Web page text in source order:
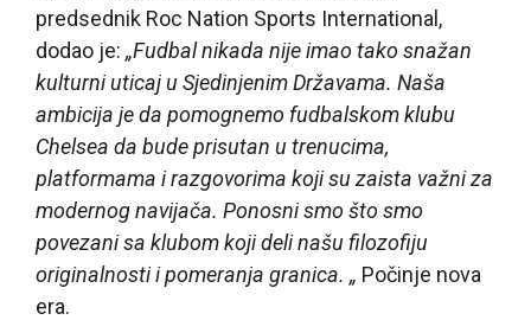
predsednik Roc Nation Sports International,
dodao je: „Fudbal nikada nije imao tako snažan
kulturni uticaj u Sjedinjenim Državama. Naša
ambicija je da pomognemo fudbalskom klubu
Chelsea da bude prisutan u trenucima,
platformama i razgovorima koji su zaista važni za
modernog navijača. Ponosni smo što smo
povezani sa klubom koji deli našu filozofiju
originalnosti i pomeranja granica. „ Počinje nova
era.